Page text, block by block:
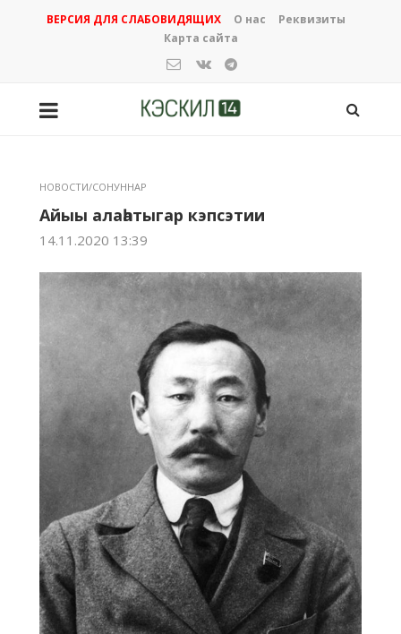
ВЕРСИЯ ДЛЯ СЛАБОВИДЯЩИХ О нас
Реквизиты
Карта сайта
НОВОСТИ/СОНУННАР
Айыы алаһатыгар кэпсэтии
14.11.2020 13:39